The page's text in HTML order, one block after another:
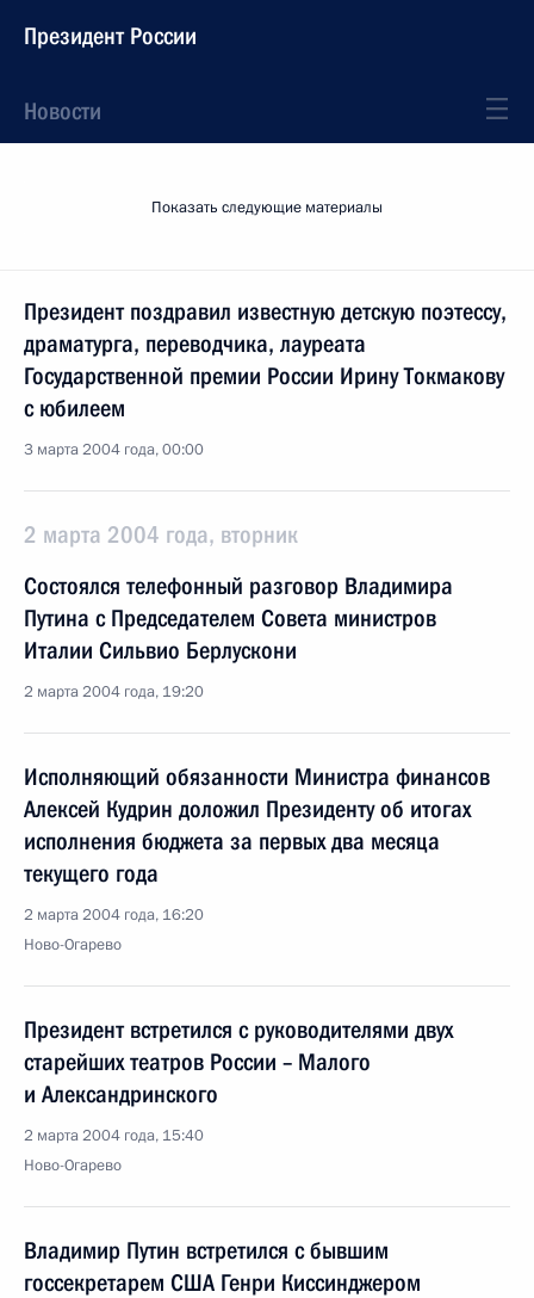
Президент России
Новости
Показать следующие материалы
Президент поздравил известную детскую поэтессу,
драматурга, переводчика, лауреата
Государственной премии России Ирину Токмакову
с юбилеем
3 марта 2004 года, 00:00
2 марта 2004 года, вторник
Состоялся телефонный разговор Владимира
Путина с Председателем Совета министров
Италии Сильвио Берлускони
2 марта 2004 года, 19:20
Исполняющий обязанности Министра финансов
Алексей Кудрин доложил Президенту об итогах
исполнения бюджета за первых два месяца
текущего года
2 марта 2004 года, 16:20
Ново-Огарево
Президент встретился с руководителями двух
старейших театров России – Малого
и Александринского
2 марта 2004 года, 15:40
Ново-Огарево
Владимир Путин встретился с бывшим
госсекретарем США Генри Киссинджером